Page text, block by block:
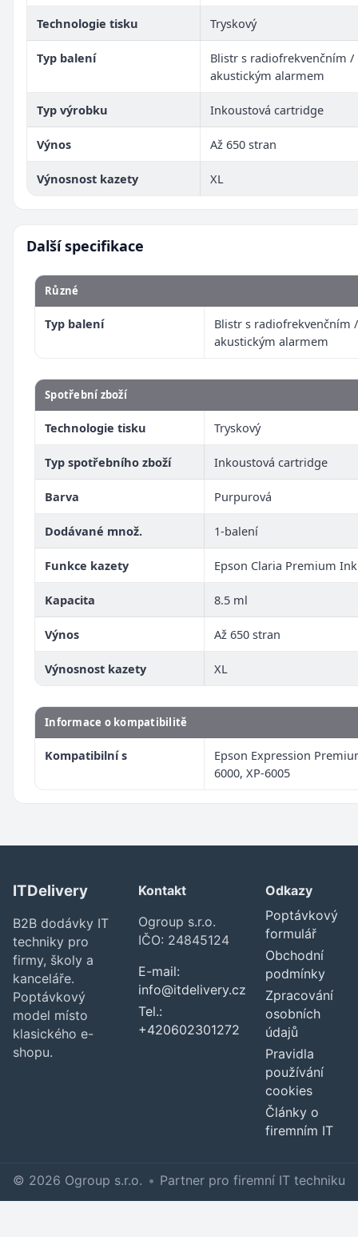
Technologie tisku Tryskový
Typ balení
Blistr s radiofrekvenčním /
akustickým alarmem
Typ výrobku Inkoustová cartridge
Výnos Až 650 stran
Výnosnost kazety XL
Další specifikace
Různé
Typ balení
Blistr s radiofrekvenčním /
akustickým alarmem
Spotřební zboží
Technologie tisku Tryskový
Typ spotřebního zboží Inkoustová cartridge
Barva Purpurová
Dodávané množ. 1-balení
Funkce kazety Epson Claria Premium Ink
Kapacita 8.5 ml
Výnos Až 650 stran
Výnosnost kazety XL
Informace o kompatibilitě
Kompatibilní s
Epson Expression
6000, XP-6005
ITDelivery
B2B dodávky IT
techniky pro
firmy, školy a
kanceláře.
Poptávkový
model místo
klasického e-
shopu.
Kontakt
Ogroup s.r.o.
IČO: 24845124
E-mail:
info@itdelivery.cz
Tel.:
+420602301272
Odkazy
Poptávkový
formulář
Obchodní
podmínky
Zpracování
osobních
údajů
Pravidla
používání
cookies
Články o
firemním IT
© 2026 Ogroup s.r.o. • Partner pro firemní IT techniku